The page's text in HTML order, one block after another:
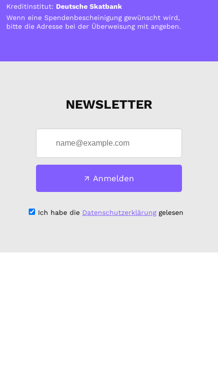
Kreditinstitut: Deutsche Skatbank
Wenn eine Spendenbescheinigung gewünscht wird,
bitte die Adresse bei der Überweisung mit angeben.
NEWSLETTER
Anmelden
Ich habe die Datenschutzerklärunggelesen